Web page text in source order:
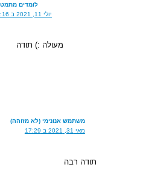
לומדים מתמטיקה
מעולה :) תודה
משתמש אנונימי (לא מזוהה)
תודה רבה